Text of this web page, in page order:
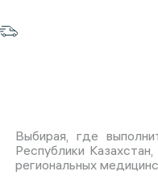
Выбирая, где
Республики
региональных